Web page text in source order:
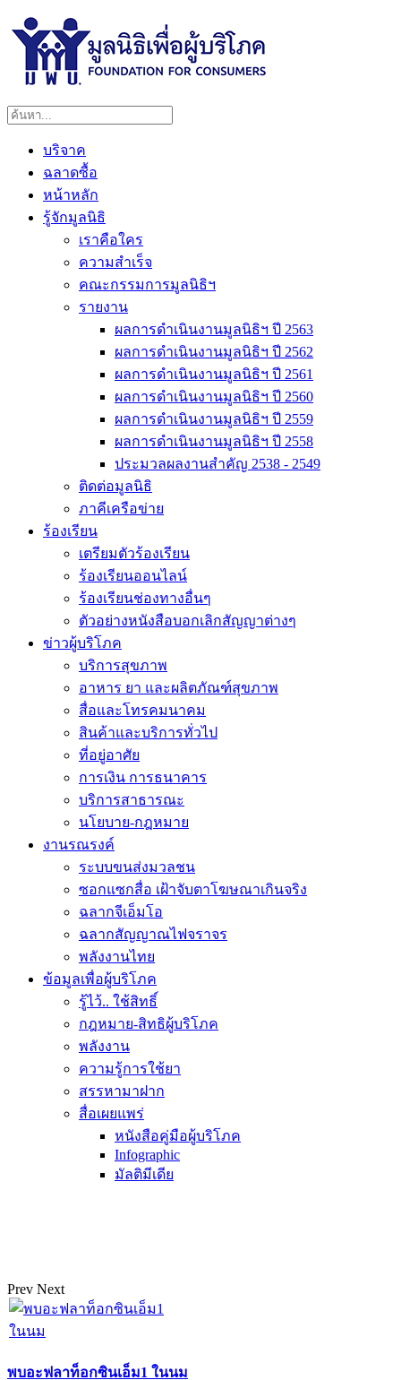
บริจาค
ฉลาดซื้อ
หน้าหลัก
รู้จักมูลนิธิ
เราคือใคร
ความสำเร็จ
คณะกรรมการมูลนิธิฯ
รายงาน
ผลการดำเนินงานมูลนิธิฯ ปี 2563
ผลการดำเนินงานมูลนิธิฯ ปี 2562
ผลการดำเนินงานมูลนิธิฯ ปี 2561
ผลการดำเนินงานมูลนิธิฯ ปี 2560
ผลการดำเนินงานมูลนิธิฯ ปี 2559
ผลการดำเนินงานมูลนิธิฯ ปี 2558
ประมวลผลงานสำคัญ 2538 - 2549
ติดต่อมูลนิธิ
ภาคีเครือข่าย
ร้องเรียน
เตรียมตัวร้องเรียน
ร้องเรียนออนไลน์
ร้องเรียนช่องทางอื่นๆ
ตัวอย่างหนังสือบอกเลิกสัญญาต่างๆ
ข่าวผู้บริโภค
บริการสุขภาพ
อาหาร ยา และผลิตภัณฑ์สุขภาพ
สื่อและโทรคมนาคม
สินค้าและบริการทั่วไป
ที่อยู่อาศัย
การเงิน การธนาคาร
บริการสาธารณะ
นโยบาย-กฎหมาย
งานรณรงค์
ระบบขนส่งมวลชน
ซอกแซกสื่อ เฝ้าจับตาโฆษณาเกินจริง
ฉลากจีเอ็มโอ
ฉลากสัญญาณไฟจราจร
พลังงานไทย
ข้อมูลเพื่อผู้บริโภค
รู้ไว้.. ใช้สิทธิ์
กฎหมาย-สิทธิผู้บริโภค
พลังงาน
ความรู้การใช้ยา
สรรหามาฝาก
สื่อเผยแพร่
หนังสือคู่มือผู้บริโภค
Infographic
มัลติมีเดีย
Prev Next
พบอะฟลาท็อกซินเอ็ม1 ในนม